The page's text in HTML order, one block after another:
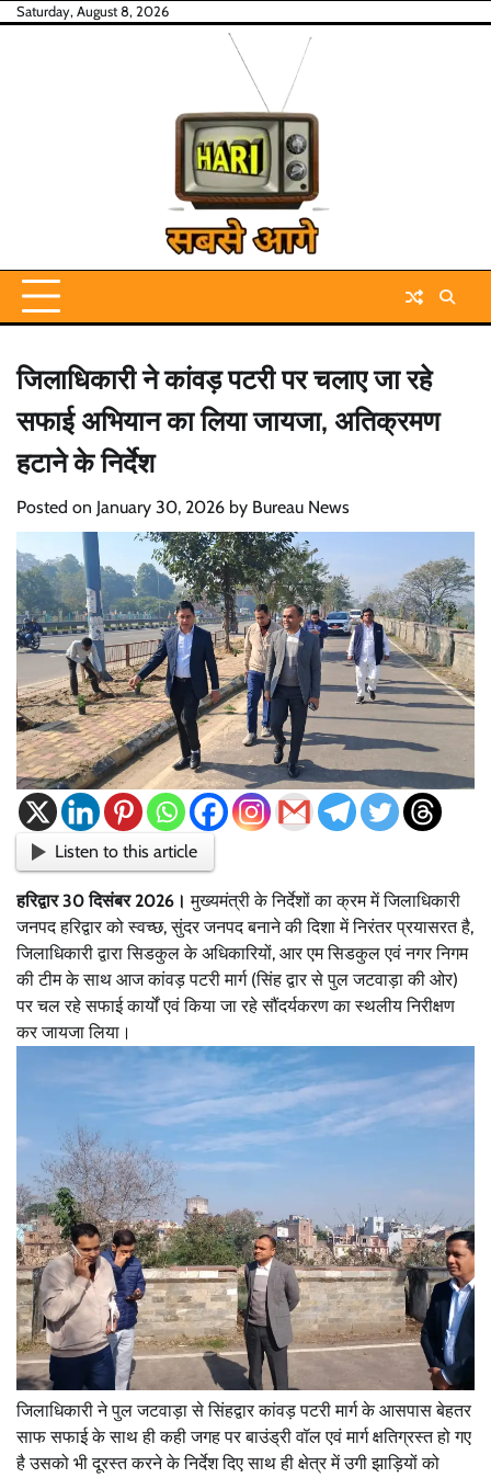
SkipSaturday, August 8, 2026
जिलाधिकारी ने कांवड़ पटरी पर चलाए जा रहे
सफाई अभियान का लिया जायजा, अतिक्रमण
हटाने के निर्देश
Posted on January 30, 2026 by Bureau News
Listen to this article
हरिद्वार 30 दिसंबर 2026। मुख्यमंत्री के निर्देशों का क्रम में जिलाधिकारी
जनपद हरिद्वार को स्वच्छ, सुंदर जनपद बनाने की दिशा में निरंतर प्रयासरत है,
जिलाधिकारी द्वारा सिडकुल के अधिकारियों, आर एम सिडकुल एवं नगर निगम
की टीम के साथ आज कांवड़ पटरी मार्ग (सिंह द्वार से पुल जटवाड़ा की ओर)
पर चल रहे सफाई कार्यों एवं किया जा रहे सौंदर्यकरण का स्थलीय निरीक्षण
कर जायजा लिया।
जिलाधिकारी ने पुल जटवाड़ा से सिंहद्वार कांवड़ पटरी मार्ग के आसपास बेहतर
साफ सफाई के साथ ही कही जगह पर बाउंड्री वॉल एवं मार्ग क्षतिग्रस्त हो गए
है उसको भी दूरस्त करने के निर्देश दिए साथ ही क्षेत्र में उगी झाड़ियों को